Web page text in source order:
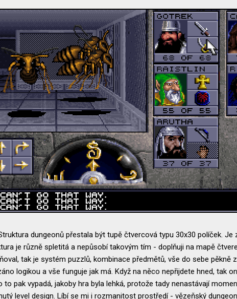
dungeonů přestala být tupě čtvercová typu 30x30 políček. Je
je různě spletitá a nepůsobí takovým tím - doplňuji na mapě
tak je systém puzzlů, kombinace předmětů, vše do sebe pěkně
logikou a vše funguje jak má. Když na něco nepřijdete hned, tak
to pak vypadá, jakoby hra byla lehká, protože tady nenastávají
level design. Líbí se mi i rozmanitost prostředí - vězeňský